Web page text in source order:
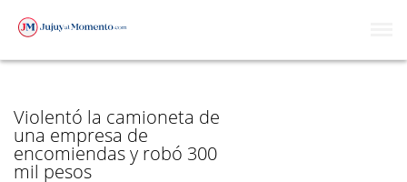
B° ALTO GORRITI
Violentó la camioneta de
una empresa de
encomiendas y robó 300
mil pesos